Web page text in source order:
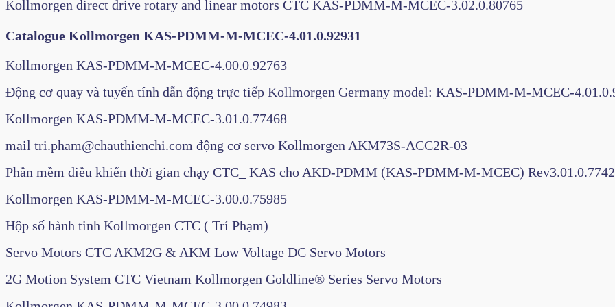
Kollmorgen direct drive rotary and linear motors CTC KAS-PDMM-M-MCEC-3.02.0.80765
Catalogue Kollmorgen KAS-PDMM-M-MCEC-4.01.0.92931
Kollmorgen KAS-PDMM-M-MCEC-4.00.0.92763
Động cơ quay và tuyến tính dẫn động trực tiếp Kollmorgen Germany model: KAS-PDMM-M-MCEC-
Kollmorgen KAS-PDMM-M-MCEC-3.01.0.77468
mail tri.pham@chauthienchi.com động cơ servo Kollmorgen AKM73S-ACC2R-03
Phần mềm điều khiển thời gian chạy CTC_ KAS cho AKD-PDMM (KAS-PDMM-M-MCEC)
Kollmorgen KAS-PDMM-M-MCEC-3.00.0.75985
Hộp số hành tinh Kollmorgen CTC ( Trí Phạm)
Servo Motors CTC AKM2G & AKM Low Voltage DC Servo Motors
2G Motion System CTC Vietnam Kollmorgen Goldline® Series Servo Motors